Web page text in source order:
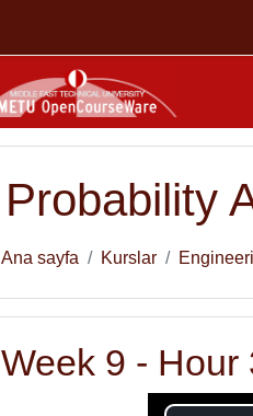
Probability
Ana sayfa Kurslar
Week 9 - Hour